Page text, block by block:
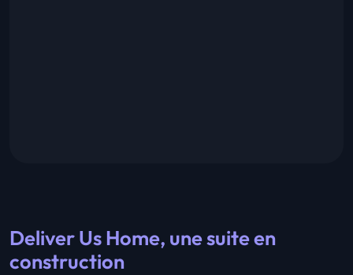
Deliver Us Home, une suite en
construction